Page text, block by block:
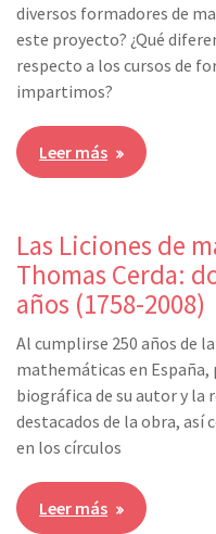
diversos formadores de
este proyecto? ¿Qué
respecto a los cursos de
impartimos?
Leer más
Las Liciones de
Thomas Cerda:
años (1758-2008)
Al cumplirse 250 años de
mathemáticas en
biográfica de su autor y la
destacados de la obra, así
en los círculos
Leer más